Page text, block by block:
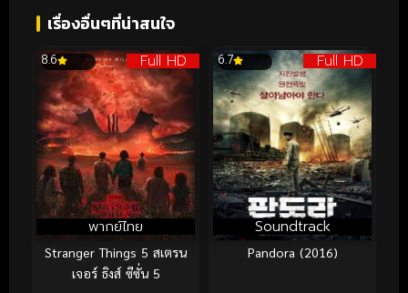
เรื่องอื่นๆที่น่าสนใจ
Full HD
พากย์ไทย
8.6
Stranger Things 5 สเตรน
เจอร์ ธิงส์ ซีซั่น 5
Full HD
Soundtrack
6.7
Pandora (2016)